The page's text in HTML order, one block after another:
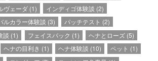
ヴェーダ(1) インディゴ体験談 (2)
ルカラー体験談 (3) パッチテスト (2)
談 (1) フェイスパック (1) ヘナとローズ(5)
ヘナの目利き (1) ヘナ体験談 (10) ペット (1)